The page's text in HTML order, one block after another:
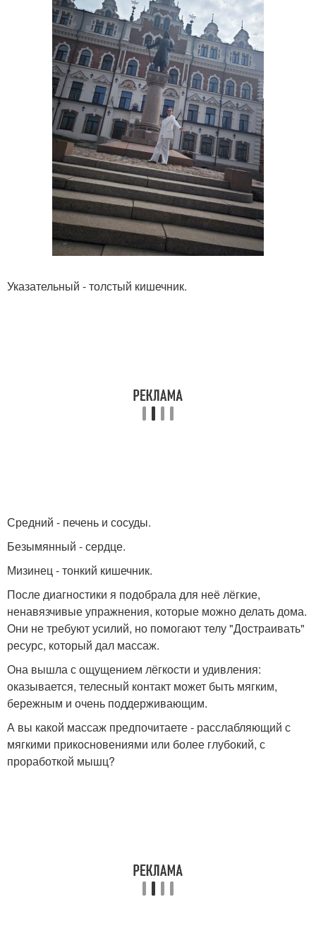
Указательный - толстый кишечник.
Средний - печень и сосуды.
Безымянный - сердце.
Мизинец - тонкий кишечник.
После диагностики я подобрала для неё лёгкие,
ненавязчивые упражнения, которые можно делать дома.
Они не требуют усилий, но помогают телу "Достраивать"
ресурс, который дал массаж.
Она вышла с ощущением лёгкости и удивления:
оказывается, телесный контакт может быть мягким,
бережным и очень поддерживающим.
А вы какой массаж предпочитаете - расслабляющий с
мягкими прикосновениями или более глубокий, с
проработкой мышц?